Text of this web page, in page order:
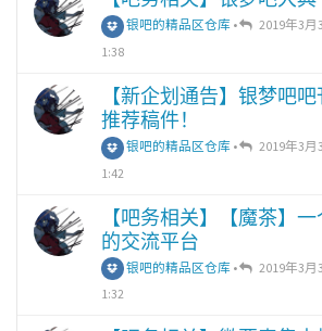
银吧的精品区仓库 •
2019年3月
1:38
【新企划通告】银梦吧
推荐稿件！
银吧的精品区仓库 •
2019年3月
1:42
【吧务相关】【魔茶】
的交流平台
银吧的精品区仓库 •
2019年3月
1:32